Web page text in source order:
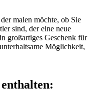
malen möchte, ob Sie
sind, der eine neue
großartiges Geschenk für
Möglichkeit,